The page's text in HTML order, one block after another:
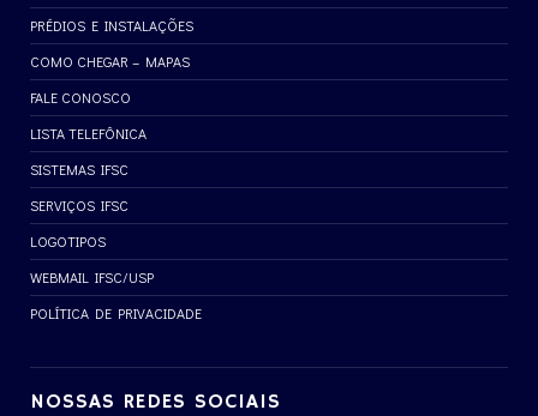
PRÉDIOS E INSTALAÇÕES
COMO CHEGAR – MAPAS
FALE CONOSCO
LISTA TELEFÔNICA
SISTEMAS IFSC
SERVIÇOS IFSC
LOGOTIPOS
WEBMAIL IFSC/USP
POLÍTICA DE PRIVACIDADE
NOSSAS REDES SOCIAIS